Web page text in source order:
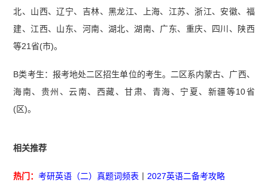
北、山西、辽宁、吉林、黑龙江、上海、江苏、浙江、安徽、福
建、江西、山东、河南、湖北、湖南、广东、重庆、四川、陕西
等21省(市)。
B类考生：报考地处二区招生单位的考生。二区系内蒙古、广西、
海南、贵州、云南、西藏、甘肃、青海、宁夏、新疆等10省
(区)。
相关推荐
热门：考研英语（二）真题词频表 2027英语二备考攻略